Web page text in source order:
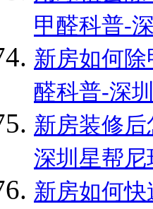
甲醛科普-
新房如何
醛科普-深
新房装修
深圳星帮
新房如何